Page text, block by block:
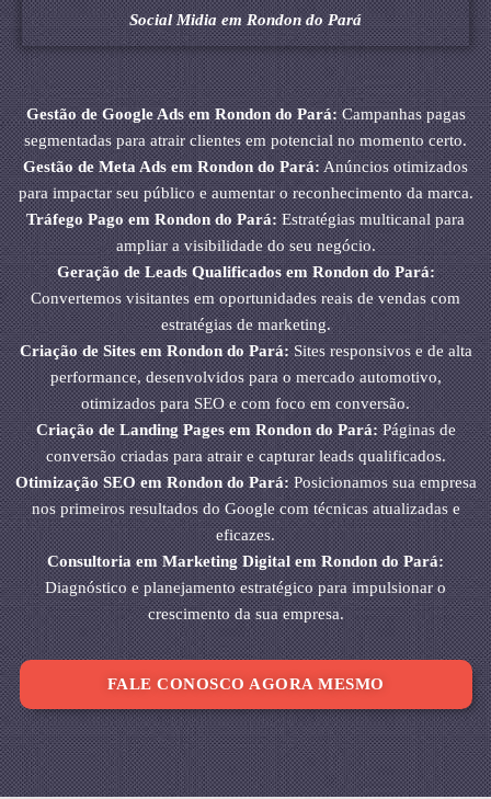
Social Midia em Rondon do Pará
Gestão de Google Ads em Rondon do Pará:Campanhas pagas
segmentadas para atrair clientes em potencial no momento certo.
Gestão de Meta Ads em Rondon do Pará:Anúncios otimizados
para impactar seu público e aumentar o reconhecimento da marca.
Tráfego Pago em Rondon do Pará:Estratégias multicanal para
ampliar a visibilidade do seu negócio.
Geração de Leads Qualificados em Rondon do Pará:
Convertemos visitantes em oportunidades reais de vendas com
estratégias de marketing.
Criação de Sites em Rondon do Pará:Sites responsivos e de alta
performance, desenvolvidos para o mercado automotivo,
otimizados para SEO e com foco em conversão.
Criação de Landing Pages em Rondon do Pará:Páginas de
conversão criadas para atrair e capturar leads qualificados.
Otimização SEO em Rondon do Pará:Posicionamos sua empresa
nos primeiros resultados do Google com técnicas atualizadas e
eficazes.
Consultoria em Marketing Digital em Rondon do Pará:
Diagnóstico e planejamento estratégico para impulsionar o
crescimento da sua empresa.
FALE CONOSCO AGORA MESMO